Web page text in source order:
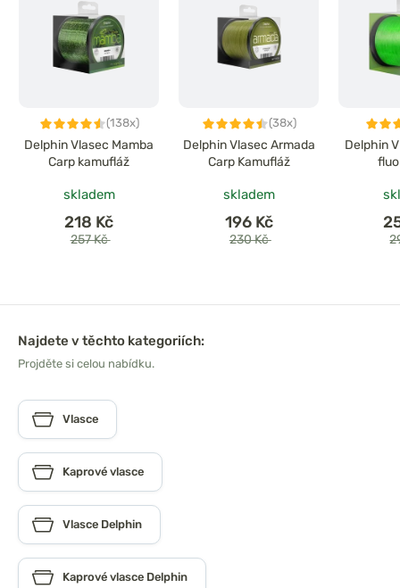
(138x)
Delphin Vlasec Mamba
Carp kamufláž
skladem
218 Kč
257 Kč
(38x)
Delphin Vlasec Armada
Carp Kamufláž
skladem
196 Kč
230 Kč
Delphin
Najdete v těchto kategoriích:
Projděte si celou nabídku.
Vlasce
Kaprové vlasce
Vlasce Delphin
Kaprové vlasce Delphin